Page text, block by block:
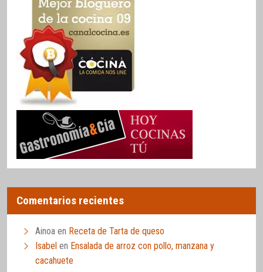
Comentarios recientes
Ainoa en Receta de Tarta de queso
Isabel en Ensalada de arroz con pollo, manzana y
cacahuete